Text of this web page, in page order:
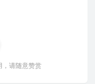
，请随意赞赏